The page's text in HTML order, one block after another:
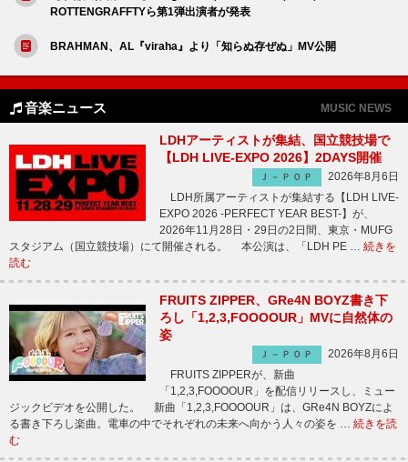
ROTTENGRAFFTYら第1弾出演者が発表
BRAHMAN、AL『viraha』より「知らぬ存ぜぬ」MV公開
音楽ニュース MUSIC NEWS
LDHアーティストが集結、国立競技場で
【LDH LIVE-EXPO 2026】2DAYS開催
Ｊ－ＰＯＰ
2026年8月6日
LDH所属アーティストが集結する【LDH LIVE-
EXPO 2026 -PERFECT YEAR BEST-】が、
2026年11月28日・29日の2日間、東京・MUFG
スタジアム（国立競技場）にて開催される。 本公演は、「LDH PE … 続きを
読む
FRUITS ZIPPER、GRe4N BOYZ書き下
ろし「1,2,3,FOOOOUR」MVに自然体の
姿
Ｊ－ＰＯＰ
2026年8月6日
FRUITS ZIPPERが、新曲
「1,2,3,FOOOOUR」を配信リリースし、ミュー
ジックビデオを公開した。 新曲「1,2,3,FOOOOUR」は、GRe4N BOYZによ
る書き下ろし楽曲。電車の中でそれぞれの未来へ向かう人々の姿を … 続きを読
む